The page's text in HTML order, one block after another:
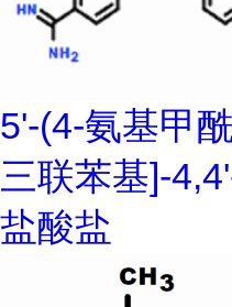
5'-(4-氨基甲
三联苯基]-
盐酸盐